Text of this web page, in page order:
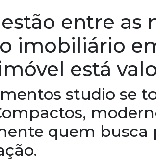
entre as
imobiliário
está
studio se
quem busca